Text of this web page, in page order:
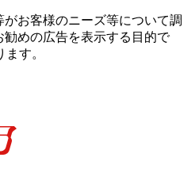
お客様のニーズ等について調
めの広告を表⽰する⽬的で
す。